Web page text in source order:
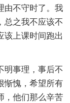
由不守时了。我
总之我不应该不
该上课时间跑出
明事理，事后不
惭愧，希望所有
，他们那么辛苦